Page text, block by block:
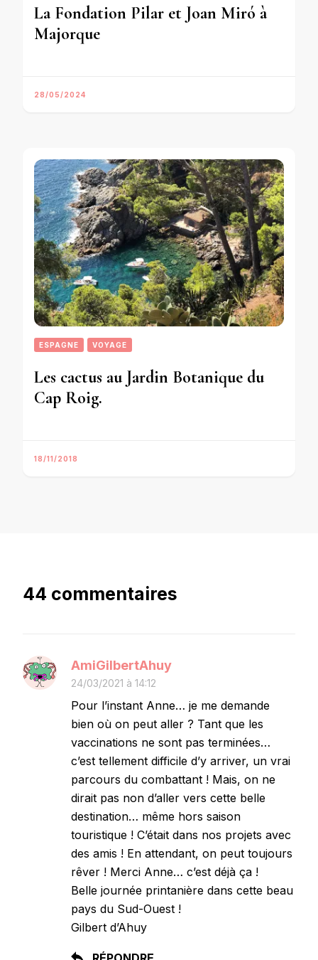
La Fondation Pilar et Joan Miró à
Majorque
28/05/2024
ESPAGNE VOYAGE
Les cactus au Jardin Botanique du
Cap Roig.
18/11/2018
44 commentaires
AmiGilbertAhuy
24/03/2021 à 14:12
Pour l’instant Anne… je me demande
bien où on peut aller ? Tant que les
vaccinations ne sont pas terminées…
c’est tellement difficile d’y arriver, un vrai
parcours du combattant ! Mais, on ne
dirait pas non d’aller vers cette belle
destination… même hors saison
touristique ! C’était dans nos projets avec
des amis ! En attendant, on peut toujours
rêver ! Merci Anne… c’est déjà ça !
Belle journée printanière dans cette beau
pays du Sud-Ouest !
Gilbert d’Ahuy